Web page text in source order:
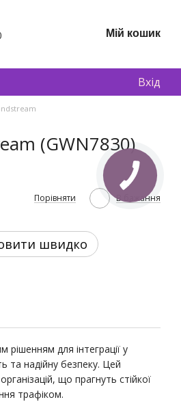
Мій кошик
Вхід
(GWN7830)
Порівняти В бажання
швидко
рішенням для інтеграції у
та надійну безпеку. Цей
що прагнуть стійкої
трафіком.